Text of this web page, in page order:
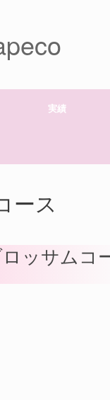
実績
ース
ッサムコ